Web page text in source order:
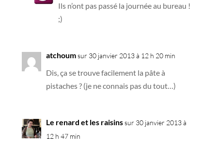
Ils n’ont pas passé la journée au bureau !
;)
atchoumsur 30 janvier 2013 à 12 h 20 min
Dis, ça se trouve facilement la pâte à
pistaches ? (je ne connais pas du tout…)
Le renard et les raisinssur 30 janvier 2013 à
12 h 47 min